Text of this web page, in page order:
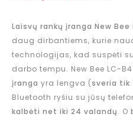
Laisvų rankų įranga New Bee
daug dirbantiems, kurie
technologijas, kad suspėti
darbo tempu. New Bee LC-
įranga yra lengva (sveria tik
Bluetooth ryšiu su jūsų
kalbėti net iki 24 valandų. O